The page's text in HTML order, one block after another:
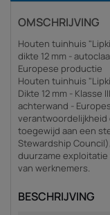
OMSCHRIJVING
Houten tuinhuis
dikte 12 mm -
Europese productie
Houten tuinhuis
Dikte 12 mm -
achterwand -
verantwoordelijkheid
toegewijd aan een
Stewardship
duurzame
van werknemers.
BESCHRIJVING